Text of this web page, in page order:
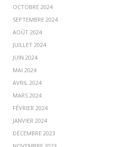
OCTOBRE 2024
SEPTEMBRE 2024
AOÛT 2024
JUILLET 2024
JUIN 2024
MAI 2024
AVRIL 2024
MARS 2024
FÉVRIER 2024
JANVIER 2024
DÉCEMBRE 2023